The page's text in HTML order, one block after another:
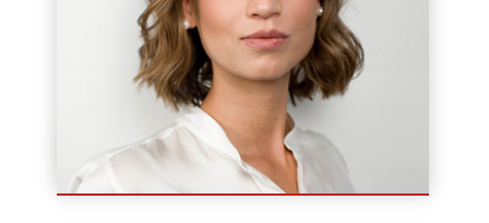
Sylwia Szmulik
Marketing / PR